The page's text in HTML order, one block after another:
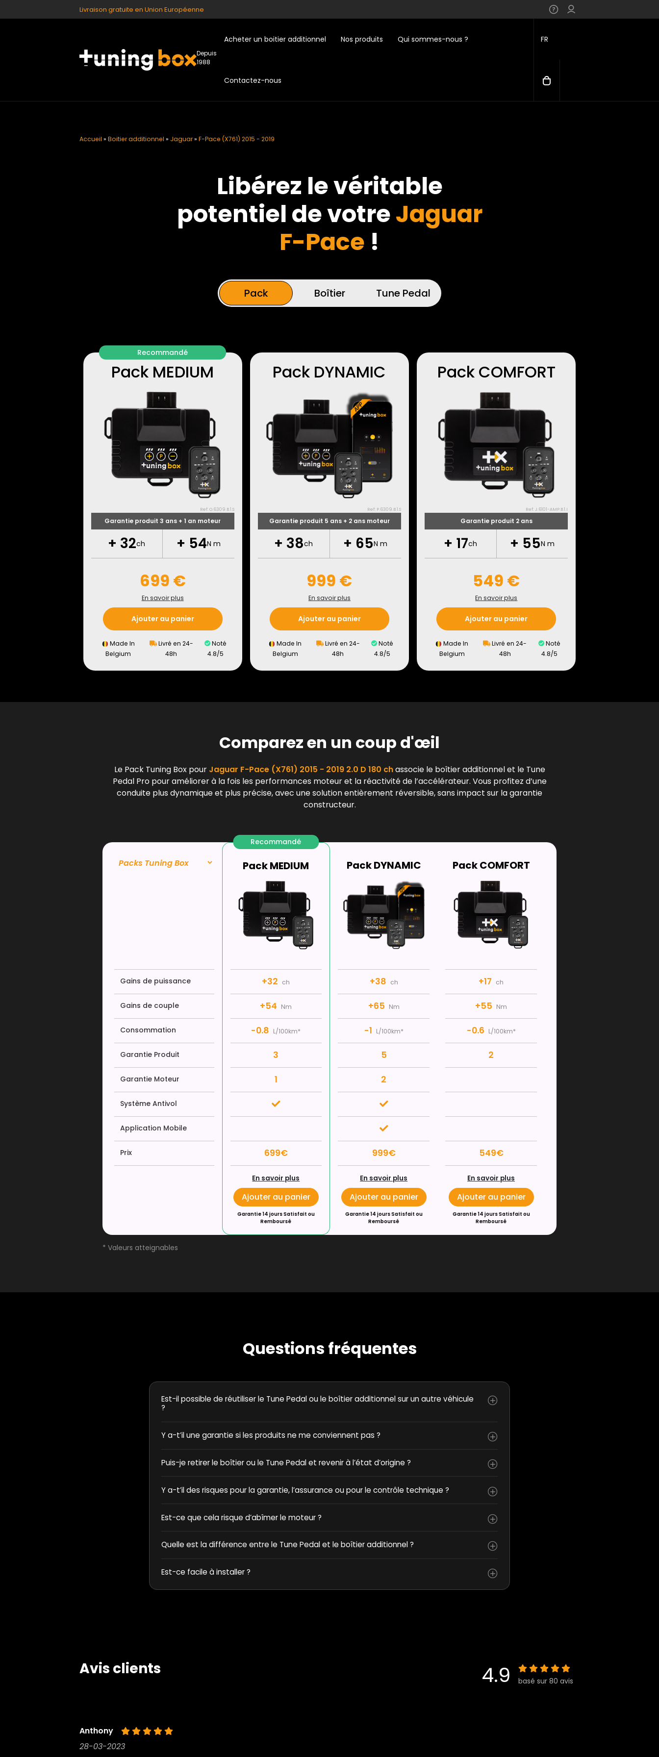
Livraison gratuite en Union Européenne
Depuis
1988
Acheter un boitier additionnel Nos produits Qui sommes-nous ?
Contactez-nous
FR
Accueil » Boitier additionnel » Jaguar» F-Pace (X761) 2015 - 2019
Libérez le véritable
potentiel de votreJaguar
F-Pace !
Pack Boîtier Tune Pedal
Recommandé
Pack MEDIUM
Ref: O.6309.B.1.S
Garantie produit 3 ans + 1 an moteur
+ 32ch + 54N m
699 €
En savoir plus
Ajouter au panier
Made In
Belgium
Livré en 24-
48h
Noté
4.8/5
Pack DYNAMIC
Ref: P.6309.B.1.S
Garantie produit 5 ans + 2 ans moteur
+ 38ch + 65N m
999 €
En savoir plus
Ajouter au panier
Made In
Belgium
Livré en 24-
48h
Noté
4.8/5
Pack COMFORT
Ref: J.6101-AMP.B.1.I
Garantie produit 2 ans
+ 17ch + 55N m
549 €
En savoir plus
Ajouter au panier
Made In
Belgium
Livré en 24-
48h
Noté
4.8/5
Comparez en un coup d'œil
Le Pack Tuning Box pour Jaguar F-Pace (X761) 2015 - 2019 2.0 D 180 chassocie le boîtier additionnel et le Tune
Pedal Pro pour améliorer à la fois les performances moteur et la réactivité de l’accélérateur. Vous profitez d’une
conduite plus dynamique et plus précise, avec une solution entièrement réversible, sans impact sur la garantie
constructeur.
Recommandé
Pack MEDIUM Pack DYNAMIC Pack COMFORT
Gains de puissance +32 ch +38 ch +17 ch
Gains de couple +54 Nm +65 Nm +55 Nm
Consommation -0.8 L/100km* -1 L/100km* -0.6 L/100km*
Garantie Produit 3 5 2
Garantie Moteur 1 2
Système Antivol
Application Mobile
Prix 699€ 999€ 549€
En savoir plus
Ajouter au panier
Garantie 14 jours Satisfait ou
Remboursé
En savoir plus
Ajouter au panier
Garantie 14 jours Satisfait ou
Remboursé
En savoir plus
Ajouter au panier
Garantie 14 jours Satisfait ou
Remboursé
* Valeurs atteignables
Questions fréquentes
Est-il possible de réutiliser le Tune Pedal ou le boîtier additionnel sur un autre véhicule
?
Y a-t’il une garantie si les produits ne me conviennent pas ?
Puis-je retirer le boîtier ou le Tune Pedal et revenir à l’état d’origine ?
Y a-t’il des risques pour la garantie, l’assurance ou pour le contrôle technique ?
Est-ce que cela risque d’abîmer le moteur ?
Quelle est la différence entre le Tune Pedal et le boîtier additionnel ?
Est-ce facile à installer ?
Avis clients 4.9 basé sur 80 avis
Anthony
28-03-2023